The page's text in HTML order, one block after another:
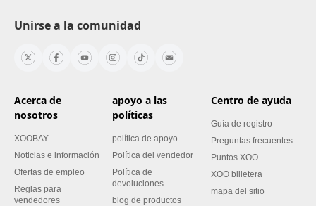
Unirse a la comunidad
Acerca de
nosotros
XOOBAY
Noticias e información
Ofertas de empleo
Reglas para
vendedores
apoyo a las
políticas
política de apoyo
Política del vendedor
Política de
devoluciones
blog de productos
Centro de ayuda
Guía de registro
Preguntas frecuentes
Puntos XOO
XOO billetera
mapa del sitio